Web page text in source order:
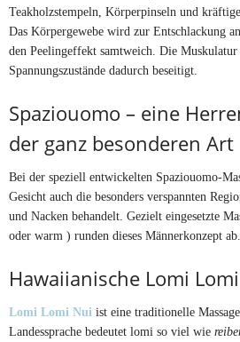
Teakholzstempeln, Körperpinseln und
Das Körpergewebe wird zur Entschlackung
den Peelingeffekt samtweich. Die
Spannungszustände dadurch beseitigt.
Spaziouomo – eine
der ganz besonderen Art
Bei der speziell entwickelten Spaziouomo-
Gesicht auch die besonders verspannten
und Nacken behandelt. Gezielt eingesetzte
oder warm ) runden dieses Männerkonzept ab.
Hawaiianische Lomi
Lomi Lomi Nui ist eine traditionelle
Landessprache bedeutet lomi so viel wie